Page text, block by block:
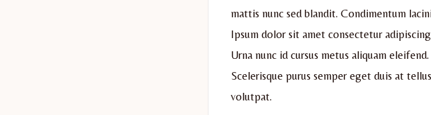
mattis nunc sed blandit. Condimentum
Ipsum dolor sit amet consectetur
Urna nunc id cursus metus aliquam
Scelerisque purus semper eget duis at
volutpat.